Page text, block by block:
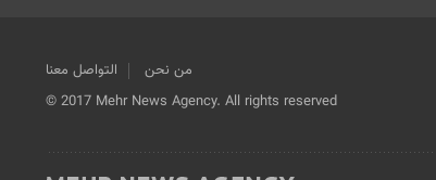
من نحن
التواصل معنا
© 2017 Mehr News Agency. All rights reserved